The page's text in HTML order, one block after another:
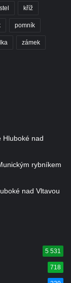
kříž
pomník
zámek
Hluboké nad
rybníkem
nad Vltavou
5 531
718